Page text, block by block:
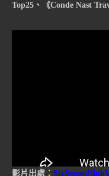
Top25、《Conde Nast
影片出處：